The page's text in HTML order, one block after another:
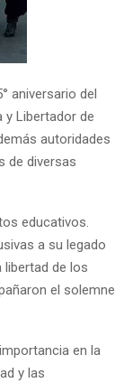
aniversario del
y Libertador de
autoridades
de diversas
educativos.
a su legado
de los
el solemne
en la
y las